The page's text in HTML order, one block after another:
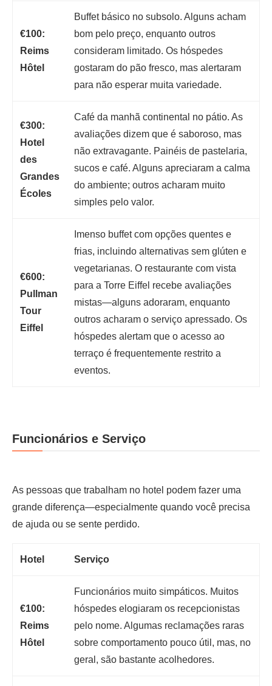
€100:
Reims
Hôtel
Buffet básico no subsolo. Alguns acham
bom pelo preço, enquanto outros
consideram limitado. Os hóspedes
gostaram do pão fresco, mas alertaram
para não esperar muita variedade.
€300:
Hotel
des
Grandes
Écoles
Café da manhã continental no pátio. As
avaliações dizem que é saboroso, mas
não extravagante. Painéis de pastelaria,
sucos e café. Alguns apreciaram a calma
do ambiente; outros acharam muito
simples pelo valor.
€600:
Pullman
Tour
Eiffel
Imenso buffet com opções quentes e
frias, incluindo alternativas sem glúten e
vegetarianas. O restaurante com vista
para a Torre Eiffel recebe avaliações
mistas—alguns adoraram, enquanto
outros acharam o serviço apressado. Os
hóspedes alertam que o acesso ao
terraço é frequentemente restrito a
eventos.
Funcionários e Serviço
As pessoas que trabalham no hotel podem fazer uma
grande diferença—especialmente quando você precisa
de ajuda ou se sente perdido.
Hotel Serviço
€100:
Reims
Hôtel
Funcionários muito simpáticos. Muitos
hóspedes elogiaram os recepcionistas
pelo nome. Algumas reclamações raras
sobre comportamento pouco útil, mas, no
geral, são bastante acolhedores.